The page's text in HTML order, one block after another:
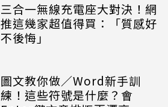
三合一無線充電座大對決！網
推這幾家超值得買：「質感好
不後悔」
圖文教你做／Word新手訓
練！這些符號是什麼？會